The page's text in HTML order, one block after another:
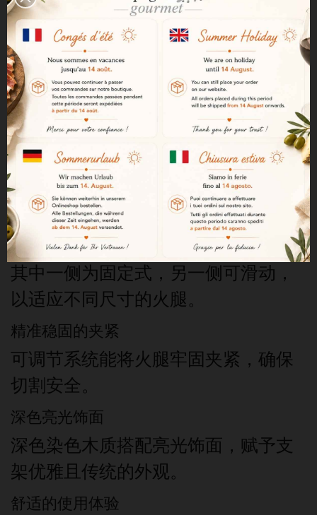
火腿始终保持水平放置，以便于舒适
且稳定的切片。
高效的夹持系统
支架采用侧向夹紧系统，在切片过程
中能完美固定火腿。
卓越的稳定性
得益于双侧固定，火腿完全保持静
止，从而便于切割。
一侧固定，一侧可调
其中一侧为固定式，另一侧可滑动，
以适应不同尺寸的火腿。
精准稳固的夹紧
可调节系统能将火腿牢固夹紧，确保
切割安全。
深色亮光饰面
深色染色木质搭配亮光饰面，赋予支
架优雅且传统的外观。
舒适的使用体验